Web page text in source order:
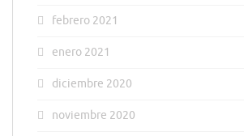
febrero 2021
enero 2021
diciembre 2020
noviembre 2020